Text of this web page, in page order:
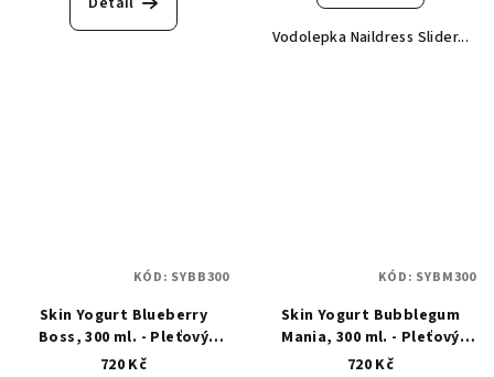
Vodolepka Naildress Slider...
Skin Yogurt Blueberry
Boss, 300 ml. - Pleťový
jogurt borůvkový boss
720 Kč
KÓD: SYBB300
Skin Yogurt Bubblegum
Mania, 300 ml. - Pleťový
jogurt žvýkačková mánie
720 Kč
KÓD: SYBM300